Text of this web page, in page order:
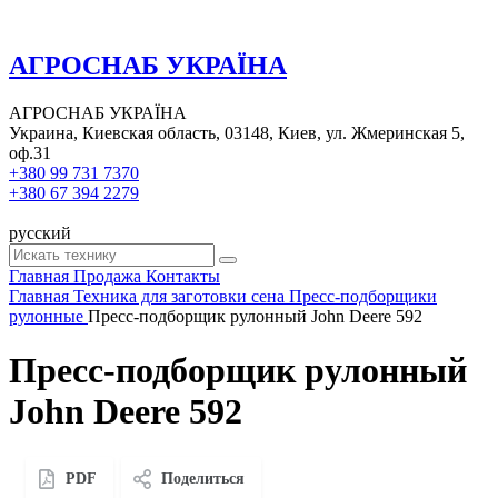
АГРОСНАБ УКРАЇНА
АГРОСНАБ УКРАЇНА
Украина, Киевская область, 03148, Киев, ул. Жмеринская 5,
оф.31
+380 99 731 7370
+380 67 394 2279
русский
Главная Продажа Контакты
Главная Техника для заготовки сена Пресс-подборщики
рулонные Пресс-подборщик рулонный John Deere 592
Пресс-подборщик рулонный
John Deere 592
PDF Поделиться